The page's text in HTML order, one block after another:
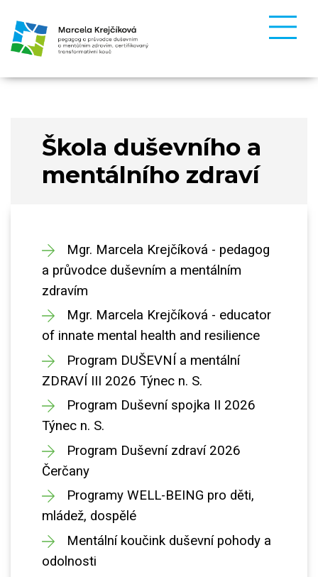
Škola duševního a
mentálního zdraví
Mgr. Marcela Krejčíková - pedagog
a průvodce duševním a mentálním
zdravím
Mgr. Marcela Krejčíková - educator
of innate mental health and resilience
Program DUŠEVNÍ a mentální
ZDRAVÍ III 2026 Týnec n. S.
Program Duševní spojka II 2026
Týnec n. S.
Program Duševní zdraví 2026
Čerčany
Programy WELL-BEING pro děti,
mládež, dospělé
Mentální koučink duševní pohody a
odolnosti